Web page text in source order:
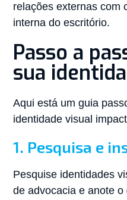
relações externas com
interna do escritório.
Passo a
sua
Aqui está um guia
identidade visual
1. Pesquisa e
Pesquise identidades
de advocacia e anote